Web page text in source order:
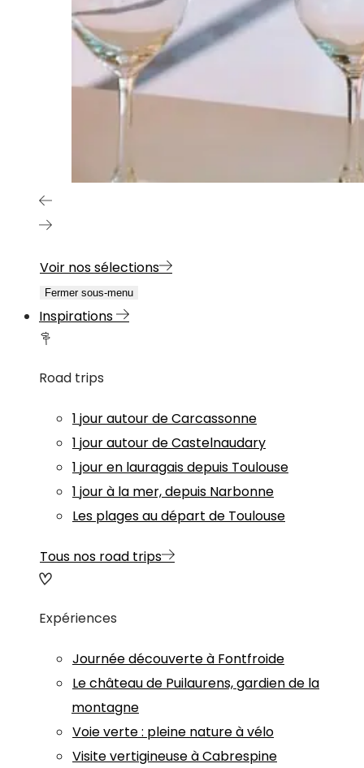
Voir nos sélections
Fermer sous-menu
Inspirations
Road trips
1 jour autour de Carcassonne
1 jour autour de Castelnaudary
1 jour en lauragais depuis Toulouse
1 jour à la mer, depuis Narbonne
Les plages au départ de Toulouse
Tous nos road trips
Expériences
Journée découverte à Fontfroide
Le château de Puilaurens, gardien de la
montagne
Voie verte : pleine nature à vélo
Visite vertigineuse à Cabrespine